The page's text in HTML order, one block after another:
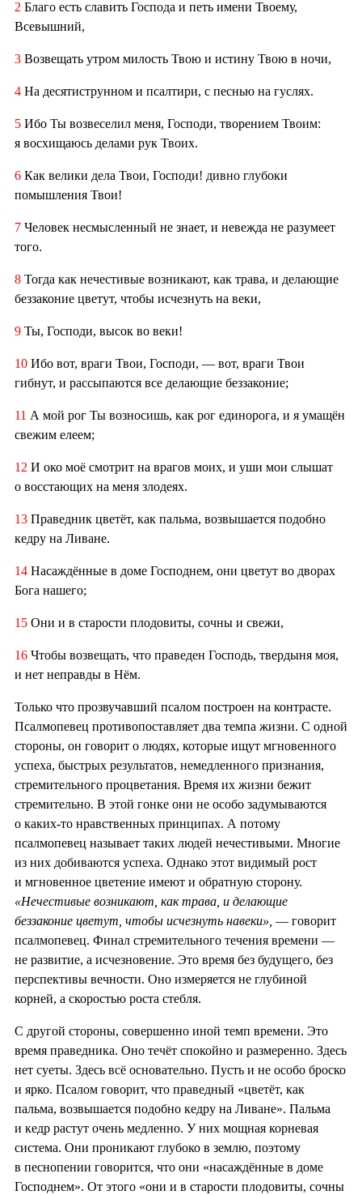
2 Благо есть славить Господа и петь имени Твоему,
Всевышний,
3 Возвещать утром милость Твою и истину Твою в ночи,
4 На десятиструнном и псалтири, с песнью на гуслях.
5 Ибо Ты возвеселил меня, Господи, творением Твоим:
я восхищаюсь делами рук Твоих.
6 Как велики дела Твои, Господи! дивно глубоки
помышления Твои!
7 Человек несмысленный не знает, и невежда не разумеет
того.
8 Тогда как нечестивые возникают, как трава, и делающие
беззаконие цветут, чтобы исчезнуть на веки,
9 Ты, Господи, высок во веки!
10 Ибо вот, враги Твои, Господи, — вот, враги Твои
гибнут, и рассыпаются все делающие беззаконие;
11 А мой рог Ты возносишь, как рог единорога, и я умащён
свежим елеем;
12 И око моё смотрит на врагов моих, и уши мои слышат
о восстающих на меня злодеях.
13 Праведник цветёт, как пальма, возвышается подобно
кедру на Ливане.
14 Насаждённые в доме Господнем, они цветут во дворах
Бога нашего;
15 Они и в старости плодовиты, сочны и свежи,
16 Чтобы возвещать, что праведен Господь, твердыня моя,
и нет неправды в Нём.
Только что прозвучавший псалом построен на контрасте.
Псалмопевец противопоставляет два темпа жизни. С одной
стороны, он говорит о людях, которые ищут мгновенного
успеха, быстрых результатов, немедленного признания,
стремительного процветания. Время их жизни бежит
стремительно. В этой гонке они не особо задумываются
о каких-то нравственных принципах. А потому
псалмопевец называет таких людей нечестивыми. Многие
из них добиваются успеха. Однако этот видимый рост
и мгновенное цветение имеют и обратную сторону.
«Нечестивые возникают, как трава, и делающие
беззаконие цветут, чтобы исчезнуть навеки», — говорит
псалмопевец. Финал стремительного течения времени —
не развитие, а исчезновение. Это время без будущего, без
перспективы вечности. Оно измеряется не глубиной
корней, а скоростью роста стебля.
С другой стороны, совершенно иной темп времени. Это
время праведника. Оно течёт спокойно и размеренно. Здесь
нет суеты. Здесь всё основательно. Пусть и не особо броско
и ярко. Псалом говорит, что праведный «цветёт, как
пальма, возвышается подобно кедру на Ливане». Пальма
и кедр растут очень медленно. У них мощная корневая
система. Они проникают глубоко в землю, поэтому
в песнопении говорится, что они «насаждённые в доме
Господнем». От этого «они и в старости плодовиты, сочны